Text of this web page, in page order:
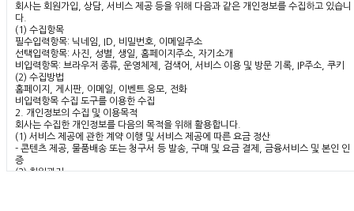
회사는 회원가입, 상담, 서비스 제공 등을 위해 다음과 같은 개인정보를 수집하고 있습니
다.
(1) 수집항목
필수입력항목: 닉네임, ID, 비밀번호, 이메일주소
선택입력항목: 사진, 성별, 생일, 홈페이지주소, 자기소개
비입력항목: 브라우저 종류, 운영체제, 검색어, 서비스 이용 및 방문 기록, IP주소, 쿠키
(2) 수집방법
홈페이지, 게시판, 이메일, 이벤트 응모, 전화
비입력항목 수집 도구를 이용한 수집
2. 개인정보의 수집 및 이용목적
회사는 수집한 개인정보를 다음의 목적을 위해 활용합니다.
(1) 서비스 제공에 관한 계약 이행 및 서비스 제공에 따른 요금 정산
- 콘텐츠 제공, 물품배송 또는 청구서 등 발송, 구매 및 요금 결제, 금융서비스 및 본인 인
증
(2) 회원관리